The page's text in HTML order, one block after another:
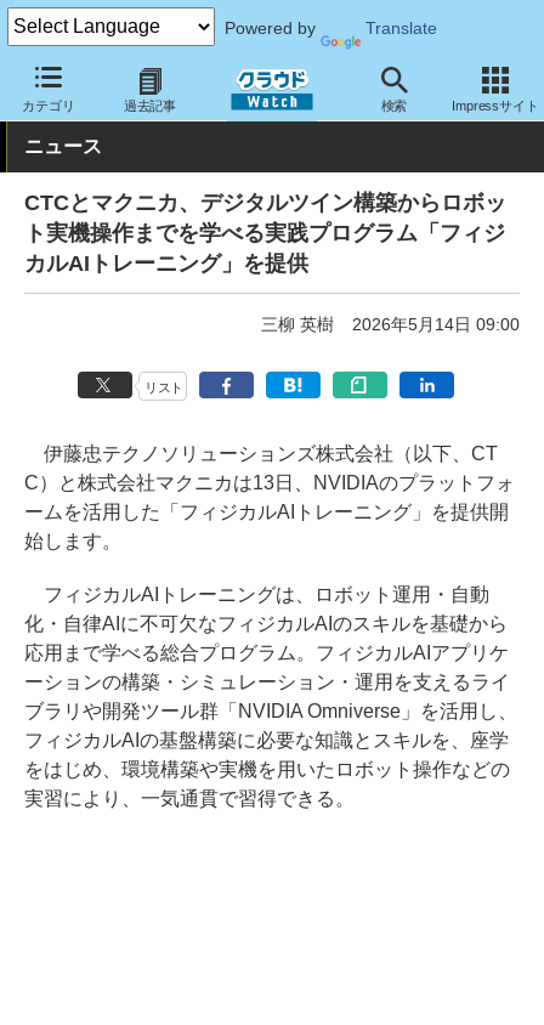
Powered by Translate
カテゴリ 過去記事 検索 Impressサイト
クラウド Watch サービス・ソフト サービス 教育・トレーニン
ニュース
CTCとマクニカ、デジタルツイン構築からロボッ
ト実機操作までを学べる実践プログラム「フィジ
カルAIトレーニング」を提供
三柳 英樹 2026年5月14日 09:00
リスト
伊藤忠テクノソリューションズ株式会社（以下、CT
C）と株式会社マクニカは13日、NVIDIAのプラットフォ
ームを活用した「フィジカルAIトレーニング」を提供開
始します。
フィジカルAIトレーニングは、ロボット運用・自動
化・自律AIに不可欠なフィジカルAIのスキルを基礎から
応用まで学べる総合プログラム。フィジカルAIアプリケ
ーションの構築・シミュレーション・運用を支えるライ
ブラリや開発ツール群「NVIDIA Omniverse」を活用し、
フィジカルAIの基盤構築に必要な知識とスキルを、座学
をはじめ、環境構築や実機を用いたロボット操作などの
実習により、一気通貫で習得できる。